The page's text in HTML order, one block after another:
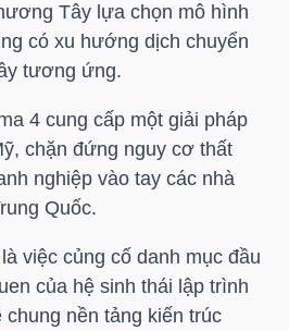
Tây lựa chọn mô hình
có xu hướng dịch chuyển
tương ứng.
4 cung cấp một giải pháp
chặn đứng nguy cơ thất
nghiệp vào tay các nhà
Quốc.
việc củng cố danh mục đầu
của hệ sinh thái lập trình
nền tảng kiến trúc